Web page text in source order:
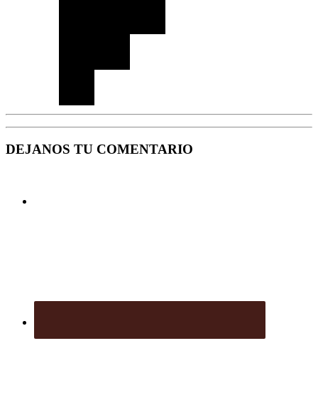
DEJANOS TU COMENTARIO